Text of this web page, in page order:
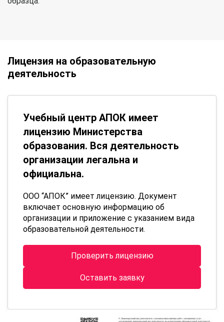
Лицензия на образовательную
деятельность
Учебный центр АПОК имеет
лицензию Министерства
образования. Вся деятельность
организации легальна и
официальна.
ООО “АПОК” имеет лицензию. Документ
включает основную информацию об
организации и приложение с указанием вида
образовательной деятельности.
Проверить лицензию
Оставить заявку